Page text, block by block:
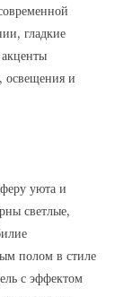
гладкие
освещения и
уюта и
светлые,
полом в стиле
с эффектом